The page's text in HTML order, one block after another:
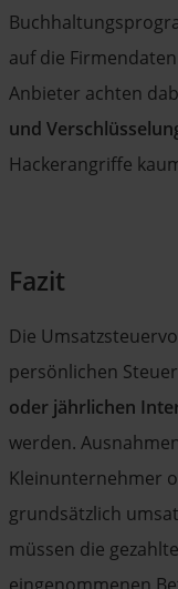
auf die
Anbieter achten
und
Hackerangriffe
Fazit
Die
persönlichen
oder jährlichen
werden.
Kleinunternehmer
grundsätzlich
müssen die